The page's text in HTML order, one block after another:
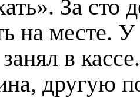
За сто
на месте.
занял в
другую